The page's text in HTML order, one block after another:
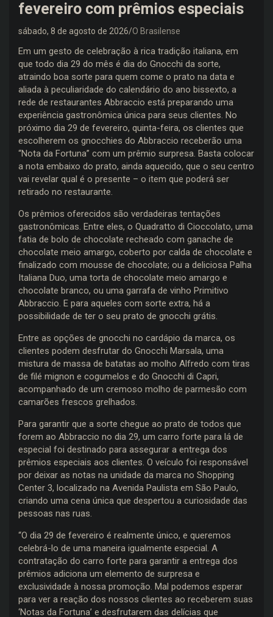
fevereiro com prêmios especiais
sábado, 8 de agosto de 2026 O Brasilense
Em um gesto de celebração à rica tradição italiana, em
que todo dia 29 do mês é dia do Gnocchi da sorte,
atraindo boa sorte para quem come o prato na data e
aliada à peculiaridade do calendário do ano bissexto, a
rede de restaurantes Abbraccio está preparando uma
experiência gastronômica única para seus clientes. No
próximo dia 29 de fevereiro, quinta-feira, os clientes que
escolherem os gnocchies do Abbraccio receberão uma
“Nota da Fortuna” com um prêmio surpresa. Basta colocar
a nota embaixo do prato, ainda aquecido, que o seu centro
vai revelar qual é o presente – o item que poderá ser
retirado no restaurante.
Os prêmios oferecidos são verdadeiras tentações
gastronômicas. Entre eles, o Quadratto di Cioccolato, uma
fatia de bolo de chocolate recheado com ganache de
chocolate meio amargo, coberto por calda de chocolate e
finalizado com mousse de chocolate; ou a deliciosa Palha
Italiana Duo, uma torta de chocolate meio amargo e
chocolate branco, ou uma garrafa de vinho Primitivo
Abbraccio. E para aqueles com sorte extra, há a
possibilidade de ter o seu prato de gnocchi grátis.
Entre as opções de gnocchi no cardápio da marca, os
clientes podem desfrutar do Gnocchi Marsala, uma
mistura de massa de batatas ao molho Alfredo com tiras
de filé mignon e cogumelos e do Gnocchi di Capri,
acompanhado de um cremoso molho de parmesão com
camarões frescos grelhados.
Para garantir que a sorte chegue ao prato de todos que
forem ao Abbraccio no dia 29, um carro forte para lá de
especial foi destinado para assegurar a entrega dos
prêmios especiais aos clientes. O veículo foi responsável
por deixar as notas na unidade da marca no Shopping
Center 3, localizado na Avenida Paulista em São Paulo,
criando uma cena única que despertou a curiosidade das
pessoas nas ruas.
“O dia 29 de fevereiro é realmente único, e queremos
celebrá-lo de uma maneira igualmente especial. A
contratação do carro forte para garantir a entrega dos
prêmios adiciona um elemento de surpresa e
exclusividade à nossa promoção. Mal podemos esperar
para ver a reação dos nossos clientes ao receberem suas
‘Notas da Fortuna’ e desfrutarem das delícias que